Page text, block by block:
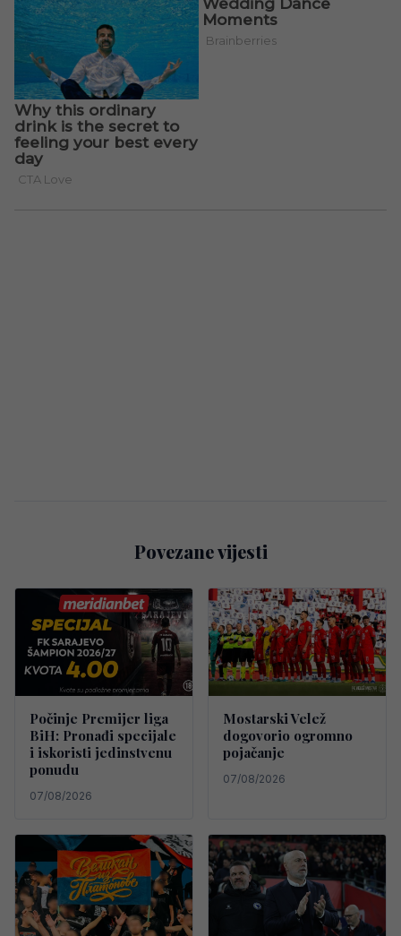
Povezane vijesti
Počinje Premijer liga
BiH: Pronađi specijale
i iskoristi jedinstvenu
ponudu
07/08/2026
Mostarski Velež
dogovorio ogromno
pojačanje
07/08/2026